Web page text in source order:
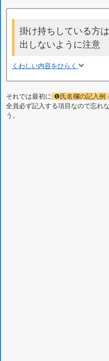
掛け持ちしている方
出しないように注意
くわしい内容をひらく
それでは最初に ❶氏名欄の記入例
全員必ず記入する項目なので忘れ
う。